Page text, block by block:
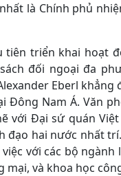
là Chính phủ
tiên triển khai hoạt
đối ngoại đa
Eberl
Đông Nam Á. Văn
với Đại sứ quán
đạo hai nước nhất
với các bộ
và khoa học